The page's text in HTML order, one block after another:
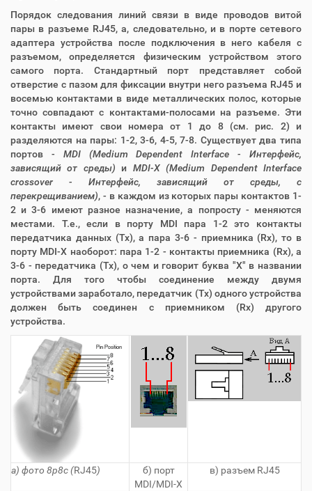
Порядок следования линий связи в виде проводов витой
пары в разъеме RJ45, а, следовательно, и в порте сетевого
адаптера устройства после подключения в него кабеля с
разъемом, определяется физическим устройством этого
самого порта. Стандартный порт представляет собой
отверстие с пазом для фиксации внутри него разъема RJ45 и
восемью контактами в виде металлических полос, которые
точно совпадают с контактами-полосами на разъеме. Эти
контакты имеют свои номера от 1 до 8 (см. рис. 2) и
разделяются на пары: 1-2, 3-6, 4-5, 7-8. Существует два типа
портов - MDI (Medium Dependent Interface - Интерфейс,
зависящий от среды) и MDI-X (Medium Dependent Interface
crossover - Интерфейс, зависящий от среды, с
перекрещиванием), - в каждом из которых пары контактов 1-
2 и 3-6 имеют разное назначение, а попросту - меняются
местами. Т.е., если в порту MDI пара 1-2 это контакты
передатчика данных (Тх), а пара 3-6 - приемника (Rx), то в
порту MDI-X наоборот: пара 1-2 - контакты приемника (Rx), а
3-6 - передатчика (Tx), о чем и говорит буква "Х" в названии
порта. Для того чтобы соединение между двумя
устройствами заработало, передатчик (Тх) одного устройства
должен быть соединен с приемником (Rx) другого
устройства.
а) фото 8p8c (RJ45)
б) порт
MDI/MDI-X
в) разъем RJ45